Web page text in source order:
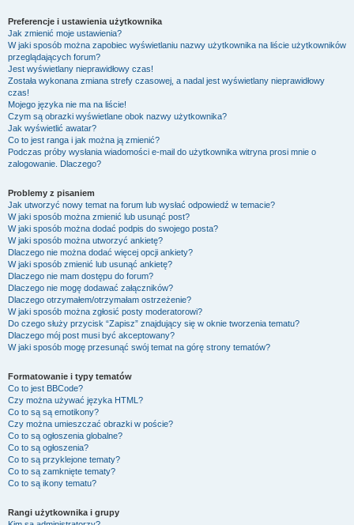
Preferencje i ustawienia użytkownika
Jak zmienić moje ustawienia?
W jaki sposób można zapobiec wyświetlaniu nazwy użytkownika na liście użytkowników
przeglądających forum?
Jest wyświetlany nieprawidłowy czas!
Została wykonana zmiana strefy czasowej, a nadal jest wyświetlany nieprawidłowy
czas!
Mojego języka nie ma na liście!
Czym są obrazki wyświetlane obok nazwy użytkownika?
Jak wyświetlić awatar?
Co to jest ranga i jak można ją zmienić?
Podczas próby wysłania wiadomości e-mail do użytkownika witryna prosi mnie o
zalogowanie. Dlaczego?
Problemy z pisaniem
Jak utworzyć nowy temat na forum lub wysłać odpowiedź w temacie?
W jaki sposób można zmienić lub usunąć post?
W jaki sposób można dodać podpis do swojego posta?
W jaki sposób można utworzyć ankietę?
Dlaczego nie można dodać więcej opcji ankiety?
W jaki sposób zmienić lub usunąć ankietę?
Dlaczego nie mam dostępu do forum?
Dlaczego nie mogę dodawać załączników?
Dlaczego otrzymałem/otrzymałam ostrzeżenie?
W jaki sposób można zgłosić posty moderatorowi?
Do czego służy przycisk “Zapisz” znajdujący się w oknie tworzenia tematu?
Dlaczego mój post musi być akceptowany?
W jaki sposób mogę przesunąć swój temat na górę strony tematów?
Formatowanie i typy tematów
Co to jest BBCode?
Czy można używać języka HTML?
Co to są są emotikony?
Czy można umieszczać obrazki w poście?
Co to są ogłoszenia globalne?
Co to są ogłoszenia?
Co to są przyklejone tematy?
Co to są zamknięte tematy?
Co to są ikony tematu?
Rangi użytkownika i grupy